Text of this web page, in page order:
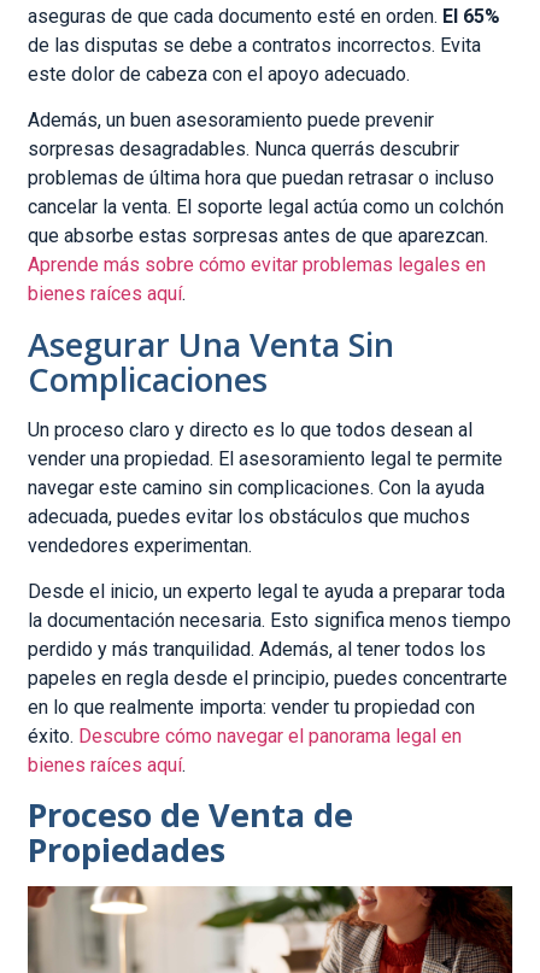
aseguras de que cada documento esté en orden. El 65%
de las disputas se debe a contratos incorrectos. Evita
este dolor de cabeza con el apoyo adecuado.
Además, un buen asesoramiento puede prevenir
sorpresas desagradables. Nunca querrás descubrir
problemas de última hora que puedan retrasar o incluso
cancelar la venta. El soporte legal actúa como un colchón
que absorbe estas sorpresas antes de que aparezcan.
Aprende más sobre cómo evitar problemas legales en
bienes raíces aquí.
Asegurar Una Venta Sin
Complicaciones
Un proceso claro y directo es lo que todos desean al
vender una propiedad. El asesoramiento legal te permite
navegar este camino sin complicaciones. Con la ayuda
adecuada, puedes evitar los obstáculos que muchos
vendedores experimentan.
Desde el inicio, un experto legal te ayuda a preparar toda
la documentación necesaria. Esto significa menos tiempo
perdido y más tranquilidad. Además, al tener todos los
papeles en regla desde el principio, puedes concentrarte
en lo que realmente importa: vender tu propiedad con
éxito. Descubre cómo navegar el panorama legal en
bienes raíces aquí.
Proceso de Venta de
Propiedades